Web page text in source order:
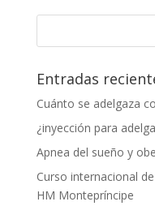
Entradas
Cuánto se adelgaza
¿inyección para
Apnea del sueño y
Curso internacional
HM Montepríncipe